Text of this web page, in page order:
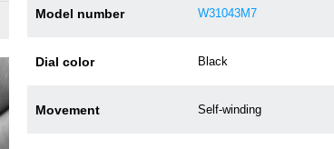
Model number W31043M7
Dial color Black
Movement Self-winding